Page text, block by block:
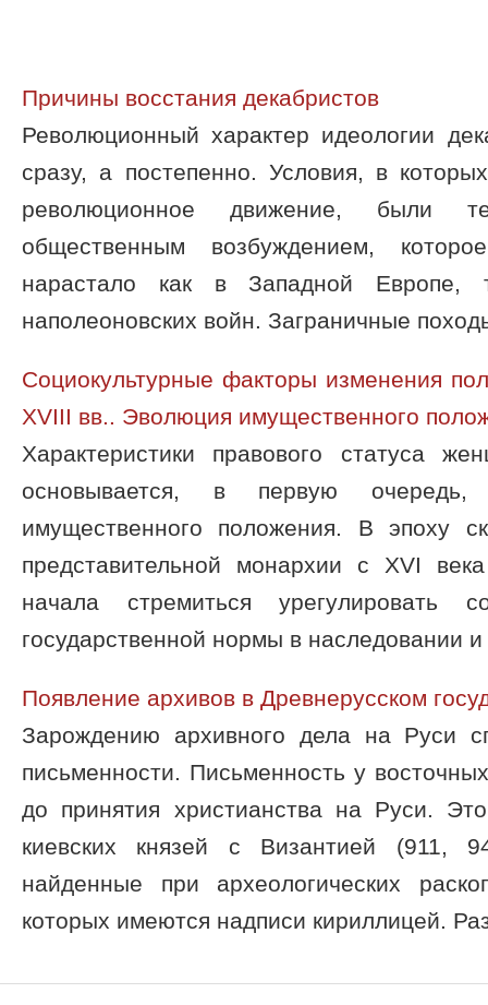
Причины восстания декабристов
Революционный характер идеологии
сразу, а постепенно. Условия, в
революционное движение, были
общественным возбуждением,
нарастало как в Западной
наполеоновских войн. Заграничные
Социокультурные факторы изменения
XVIII вв.. Эволюция имущественного
Характеристики правового статуса
основывается, в первую
имущественного положения. В эпоху
представительной монархии с XVI
начала стремиться урегулировать
государственной нормы в наследовании
Появление архивов в Древнерусском
Зарождению архивного дела на Руси
письменности. Письменность у
до принятия христианства на Руси.
киевских князей с Византией (911,
найденные при археологических
которых имеются надписи кириллицей.